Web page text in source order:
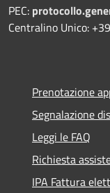
PEC:
Centralino Unico:
Prenotazione
Segnalazione
Leggi le FAQ
Richiesta
IPA Fattura